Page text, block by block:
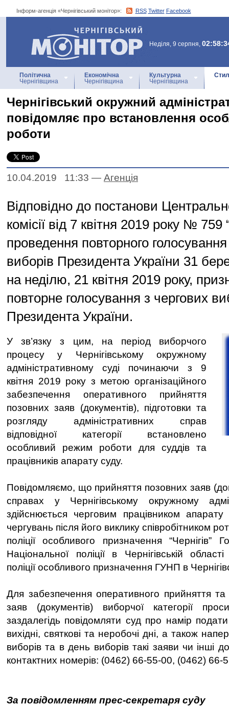
Інформ-агенція «Чернігівський монітор»: RSS Twitter Facebook
Інформ-агенція
«Чернігівський монітор»
Неділя, 9 серпня,
Політична
Чернігівщина
Економічна
Чернігівщина
Культурна
Чернігівщина
Чернігівський окружний
повідомляє про встановлення
роботи
10.04.2019 11:33 — Агенцiя
Відповідно до постанови
комісії від 7 квітня 2019 року № 759
проведення повторного
виборів Президента України 31
на неділю, 21 квітня 2019 року,
повторне голосування з чергових
Президента України.
У зв’язку з цим, на період виборчого
процесу у Чернігівському окружному
адміністративному суді починаючи з 9
квітня 2019 року з метою організаційного
забезпечення оперативного прийняття
позовних заяв (документів), підготовки та
розгляду адміністративних справ
відповідної категорії встановлено
особливий режим роботи для суддів та
працівників апарату суду.
Повідомляємо, що прийняття позовних заяв
справах у Чернігівському окружному
здійснюється черговим працівником апарату
чергувань після його виклику співробітником
поліції особливого призначення “Чернігів”
Національної поліції в Чернігівській
поліції особливого призначення ГУНП в
Для забезпечення оперативного прийняття та
заяв (документів) виборчої категорії
заздалегідь повідомляти суд про намір
вихідні, святкові та неробочі дні, а також
виборів та в день виборів такі заяви чи інші
контактних номерів: (0462) 66-55-00, (0462) 66-
За повідомленням прес-секретаря суду